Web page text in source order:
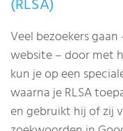
(RLSA)
Veel bezoekers
website – door met
kun je op een
waarna je RLSA
en gebruikt hij of zij